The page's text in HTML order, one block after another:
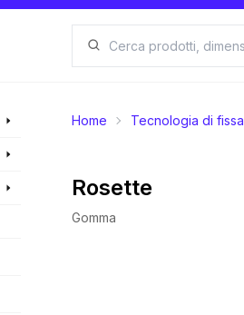
Home Tecnologia di
Rosette
Gomma